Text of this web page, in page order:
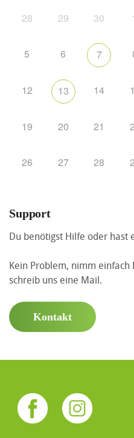
28 29 30
5 6 7
12 13 14
19 20 21
26 27 28
Support
Du benötigst Hilfe oder hast
Kein Problem, nimm einfach
schreib uns eine Mail.
Kontakt